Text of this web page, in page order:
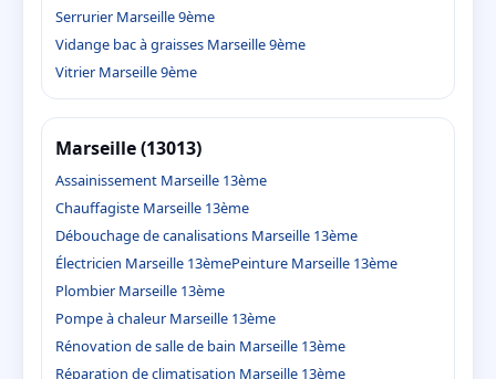
Serrurier Marseille 9ème
Vidange bac à graisses Marseille 9ème
Vitrier Marseille 9ème
Marseille (13013)
Assainissement Marseille 13ème
Chauffagiste Marseille 13ème
Débouchage de canalisations Marseille 13ème
Électricien Marseille 13èmePeinture Marseille 13ème
Plombier Marseille 13ème
Pompe à chaleur Marseille 13ème
Rénovation de salle de bain Marseille 13ème
Réparation de climatisation Marseille 13ème